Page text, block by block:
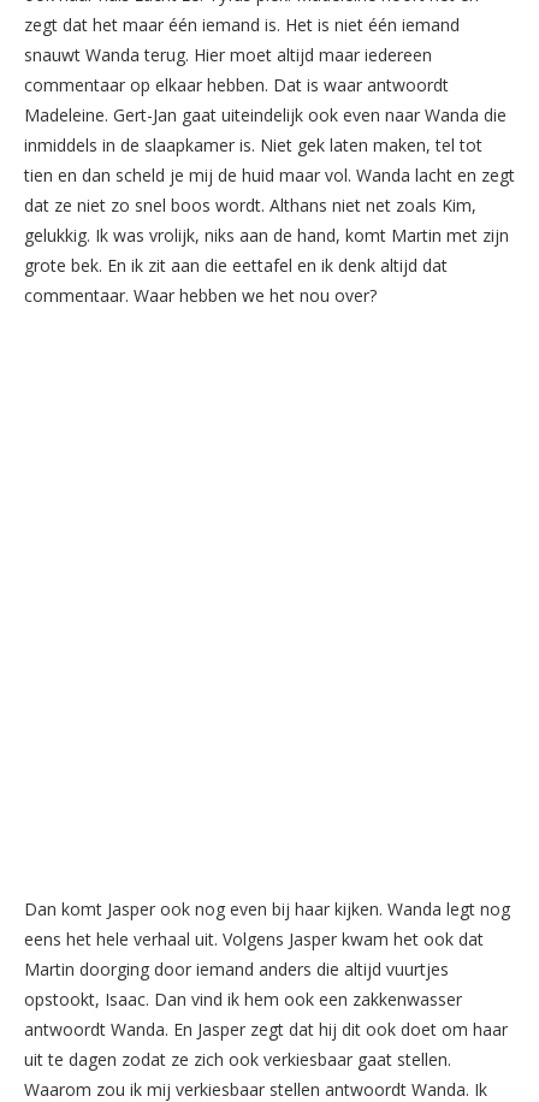
zegt dat het maar één iemand is. Het is niet één iemand
snauwt Wanda terug. Hier moet altijd maar iedereen
commentaar op elkaar hebben. Dat is waar antwoordt
Madeleine. Gert-Jan gaat uiteindelijk ook even naar Wanda die
inmiddels in de slaapkamer is. Niet gek laten maken, tel tot
tien en dan scheld je mij de huid maar vol. Wanda lacht en zegt
dat ze niet zo snel boos wordt. Althans niet net zoals Kim,
gelukkig. Ik was vrolijk, niks aan de hand, komt Martin met zijn
grote bek. En ik zit aan die eettafel en ik denk altijd dat
commentaar. Waar hebben we het nou over?
Dan komt Jasper ook nog even bij haar kijken. Wanda legt nog
eens het hele verhaal uit. Volgens Jasper kwam het ook dat
Martin doorging door iemand anders die altijd vuurtjes
opstookt, Isaac. Dan vind ik hem ook een zakkenwasser
antwoordt Wanda. En Jasper zegt dat hij dit ook doet om haar
uit te dagen zodat ze zich ook verkiesbaar gaat stellen.
Waarom zou ik mij verkiesbaar stellen antwoordt Wanda. Ik